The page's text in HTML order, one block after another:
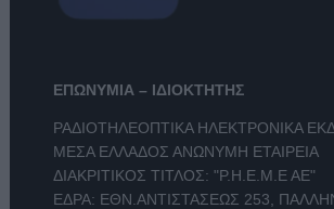
ΕΠΩΝΥΜΙΑ – ΙΔΙΟΚΤΗΤΗΣ
ΡΑΔΙΟΤΗΛΕΟΠΤΙΚΑ ΗΛΕΚΤΡΟΝΙΚΑ
ΜΕΣΑ ΕΛΛΑΔΟΣ ΑΝΩΝΥΜΗ ΕΤΑΙΡΕΙΑ
ΔΙΑΚΡΙΤΙΚΟΣ ΤΙΤΛΟΣ: "Ρ.Η.Ε.Μ.Ε ΑΕ"
ΕΔΡΑ: ΕΘΝ.ΑΝΤΙΣΤΑΣΕΩΣ 253,